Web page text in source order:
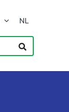
NL